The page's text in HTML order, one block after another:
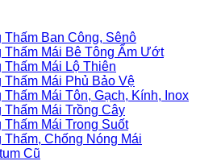
Thấm Ban Công, Sênô
Thấm Mái Bê Tông Ẩm Ướt
Thấm Mái Lộ Thiên
Thấm Mái Phủ Bảo Vệ
Thấm Mái Tôn, Gạch, Kính, Inox
Thấm Mái Trồng Cây
Thấm Mái Trong Suốt
Thấm, Chống Nóng Mái
Cũ